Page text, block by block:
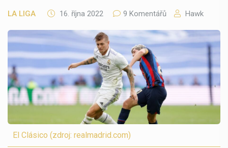
LA LIGA 16. října 2022 9 Komentářů Hawk
El Clásico (zdroj: realmadrid.com)